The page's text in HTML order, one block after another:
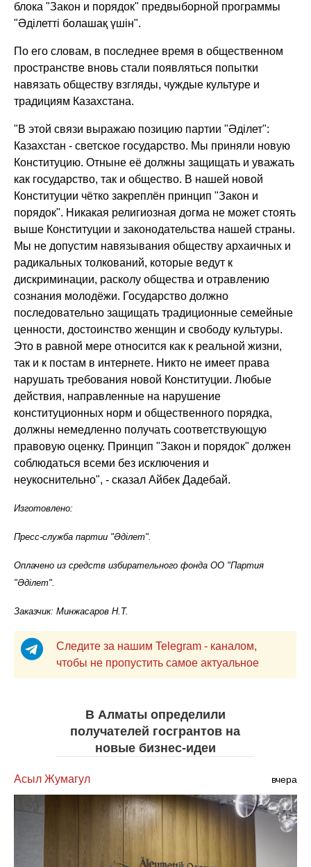
блока "Закон и порядок" предвыборной программы
"Әділетті болашақ үшін".
По его словам, в последнее время в общественном
пространстве вновь стали появляться попытки
навязать обществу взгляды, чуждые культуре и
традициям Казахстана.
"В этой связи выражаю позицию партии "Әділет":
Казахстан - светское государство. Мы приняли новую
Конституцию. Отныне её должны защищать и уважать
как государство, так и общество. В нашей новой
Конституции чётко закреплён принцип "Закон и
порядок". Никакая религиозная догма не может стоять
выше Конституции и законодательства нашей страны.
Мы не допустим навязывания обществу архаичных и
радикальных толкований, которые ведут к
дискриминации, расколу общества и отравлению
сознания молодёжи. Государство должно
последовательно защищать традиционные семейные
ценности, достоинство женщин и свободу культуры.
Это в равной мере относится как к реальной жизни,
так и к постам в интернете. Никто не имеет права
нарушать требования новой Конституции. Любые
действия, направленные на нарушение
конституционных норм и общественного порядка,
должны немедленно получать соответствующую
правовую оценку. Принцип "Закон и порядок" должен
соблюдаться всеми без исключения и
неукоснительно", - сказал Айбек Дадебай.
Изготовлено:
Пресс-служба партии "Әділет".
Оплачено из средств избирательного фонда ОО "Партия
"Әділет".
Заказчик: Минжасаров Н.Т.
Следите за нашим Telegram - каналом,
чтобы не пропустить самое актуальное
В Алматы определили
получателей госгрантов на
новые бизнес-идеи
Асыл Жумагул вчера